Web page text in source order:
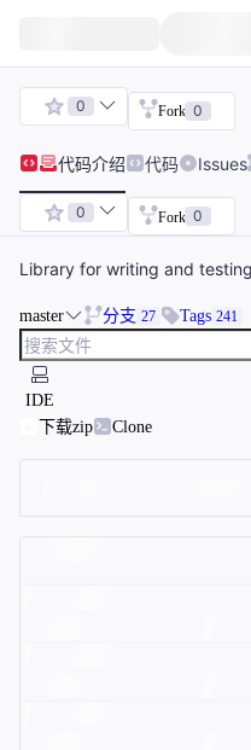
0 Fork 0
代码介绍 代码 Issues
0 Fork 0
Library for writing and
master 分支 27 Tags 241
IDE
下载zip
Clone